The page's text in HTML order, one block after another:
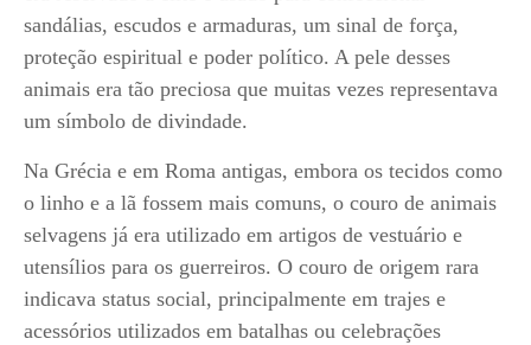
sandálias, escudos e armaduras, um sinal de força,
proteção espiritual e poder político. A pele desses
animais era tão preciosa que muitas vezes representava
um símbolo de divindade.
Na Grécia e em Roma antigas, embora os tecidos como
o linho e a lã fossem mais comuns, o couro de animais
selvagens já era utilizado em artigos de vestuário e
utensílios para os guerreiros. O couro de origem rara
indicava status social, principalmente em trajes e
acessórios utilizados em batalhas ou celebrações